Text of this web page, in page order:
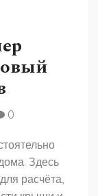
0
Здесь
расчёта,